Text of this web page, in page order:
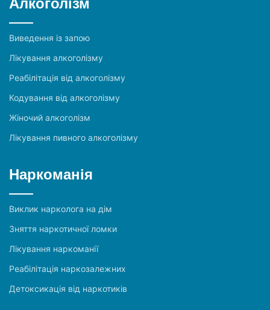
Виведення із запою
Лікування алкоголізму
Реабілітація від алкоголізму
Кодування від алкоголізму
Жіночий алкоголізм
Лікування пивного алкоголізму
Наркоманія
Виклик нарколога на дім
Зняття наркотичної ломки
Лікування наркоманії
Реабілітація наркозалежних
Детоксикація від наркотиків